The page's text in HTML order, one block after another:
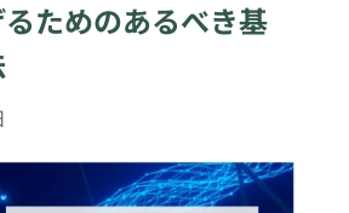
ためのあるべき基